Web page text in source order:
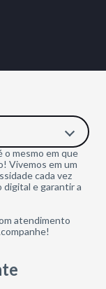
o mesmo em que
Vivemos em um
cada vez
digital e garantir a
atendimento